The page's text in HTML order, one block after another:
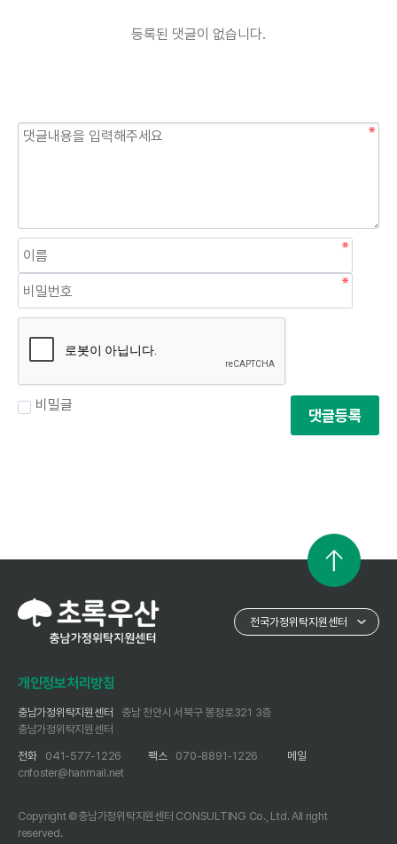
등록된 댓글이 없습니다.
비밀글
댓글등록
개인정보처리방침
충남가정위탁지원센터
충남 천안시 서북구 봉정로321 3층
충남가정위탁지원센터
전화
041-577-1226 팩스 070-8891-1226
메일
cnfoster@hanmail.net
Copyright ©충남가정위탁지원센터 CONSULTING Co., Ltd. All right
reserved.